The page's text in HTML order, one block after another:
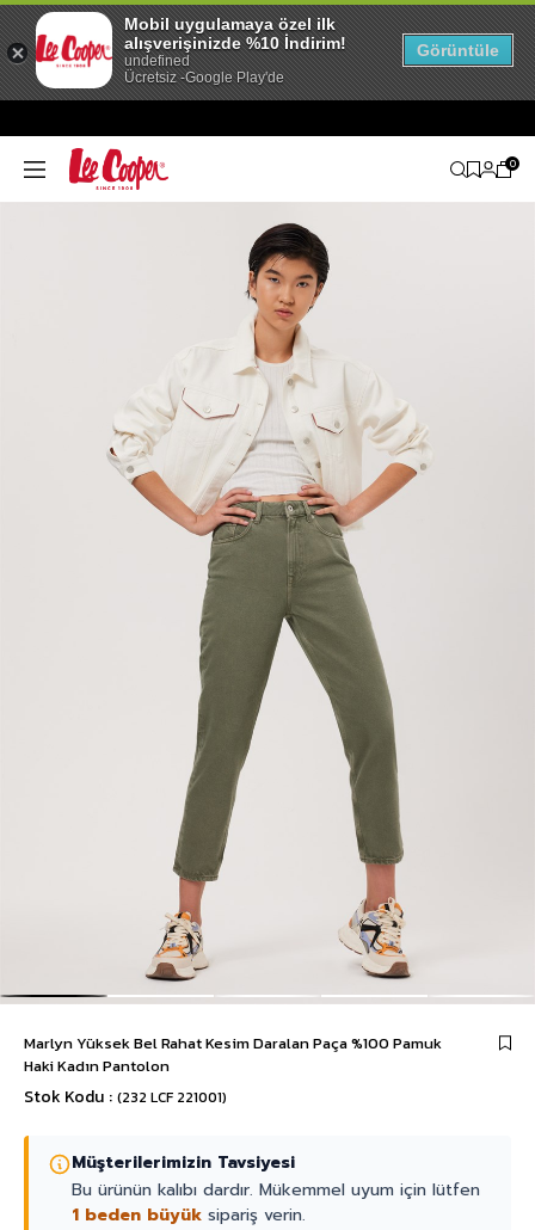
0
Marlyn Yüksek Bel Rahat Kesim Daralan Paça %100 Pamuk
Haki Kadın Pantolon
Stok Kodu (232 LCF 221001)
Müşterilerimizin Tavsiyesi
Bu ürünün kalıbı dardır. Mükemmel uyum için lütfen
1 beden büyük sipariş verin.
Mobil uygulamaya özel ilk
alışverişinizde %10 İndirim!
undefined
Ücretsiz -Google Play'de
Görüntüle